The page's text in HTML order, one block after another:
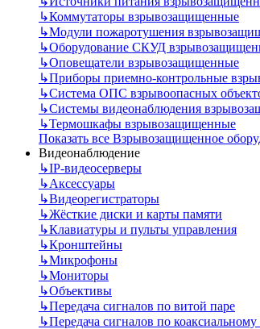
↳Коммутаторы взрывозащищенные
↳Модули пожаротушения
↳Оборудование СКУД
↳Оповещатели взрывозащищенные
↳Приборы приемно-контрольные
↳Система ОПС взрывоопасных
↳Системы видеонаблюдения
↳Термошкафы взрывозащищенные
Показать все Взрывозащищенное
Видеонаблюдение
↳IP-видеосерверы
↳Аксессуары
↳Видеорегистраторы
↳Жёсткие диски и карты памяти
↳Клавиатуры и пульты управления
↳Кронштейны
↳Микрофоны
↳Мониторы
↳Объективы
↳Передача сигналов по витой паре
↳Передача сигналов по